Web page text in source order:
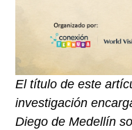
El título de este
investigación
Diego de Medellín